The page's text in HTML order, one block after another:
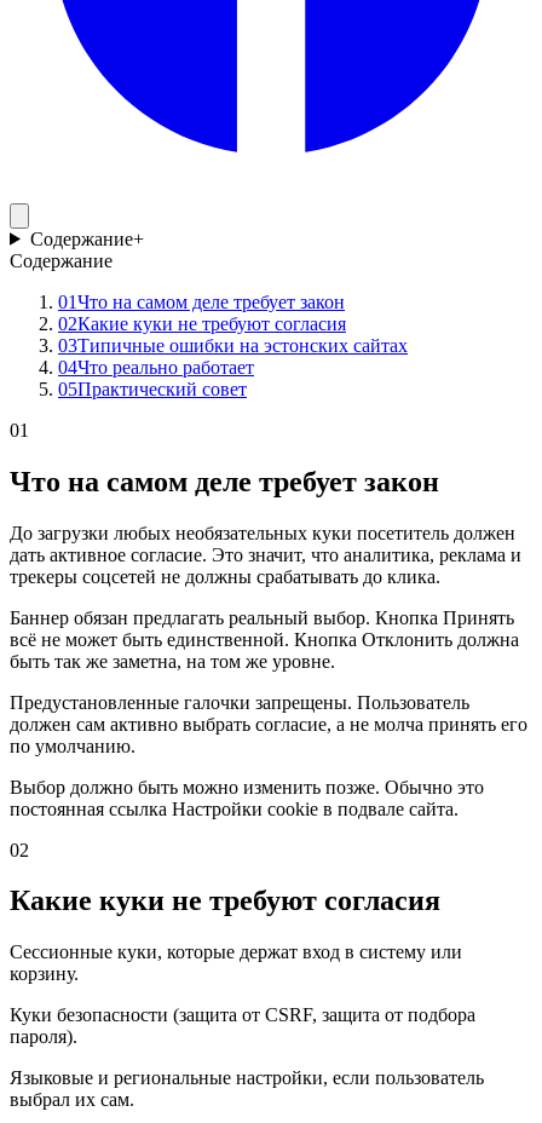
Содержание+
Содержание
01Что на самом деле требует закон
02Какие куки не требуют согласия
03Типичные ошибки на эстонских сайтах
04Что реально работает
05Практический совет
01
Что на самом деле требует закон
До загрузки любых необязательных куки посетитель должен
дать активное согласие. Это значит, что аналитика, реклама и
трекеры соцсетей не должны срабатывать до клика.
Баннер обязан предлагать реальный выбор. Кнопка Принять
всё не может быть единственной. Кнопка Отклонить должна
быть так же заметна, на том же уровне.
Предустановленные галочки запрещены. Пользователь
должен сам активно выбрать согласие, а не молча принять его
по умолчанию.
Выбор должно быть можно изменить позже. Обычно это
постоянная ссылка Настройки cookie в подвале сайта.
02
Какие куки не требуют согласия
Сессионные куки, которые держат вход в систему или
корзину.
Куки безопасности (защита от CSRF, защита от подбора
пароля).
Языковые и региональные настройки, если пользователь
выбрал их сам.